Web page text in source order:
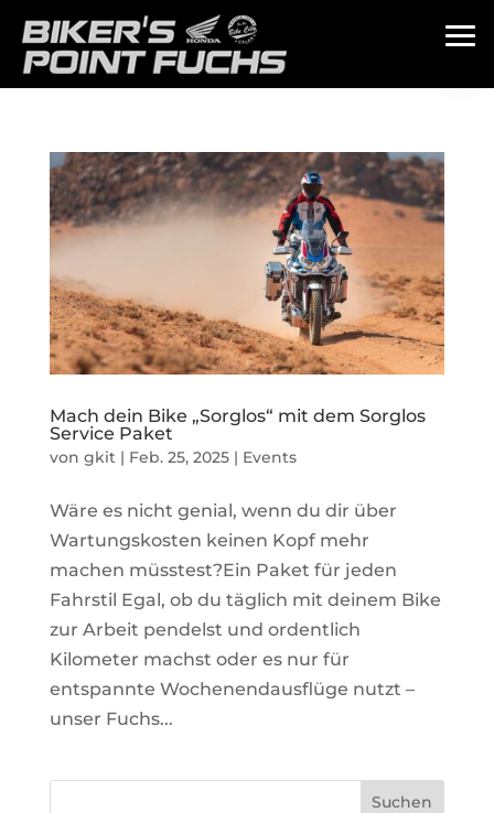
Mach dein Bike „Sorglos“ mit dem Sorglos
Service Paket
von gkit | Feb. 25, 2025| Events
Wäre es nicht genial, wenn du dir über
Wartungskosten keinen Kopf mehr
machen müsstest?Ein Paket für jeden
Fahrstil Egal, ob du täglich mit deinem Bike
zur Arbeit pendelst und ordentlich
Kilometer machst oder es nur für
entspannte Wochenendausflüge nutzt –
unser Fuchs...
Suchen